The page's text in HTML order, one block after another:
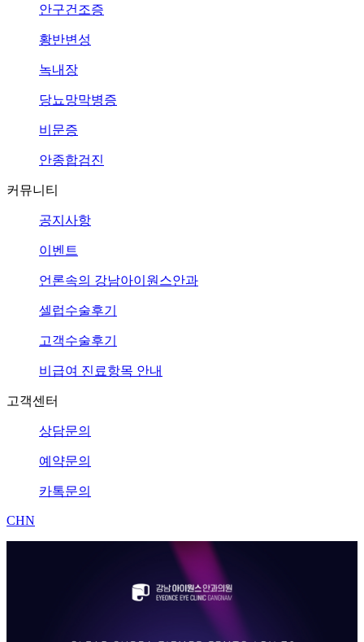
안구건조증
황반변성
녹내장
당뇨망막병증
비문증
안종합검진
커뮤니티
공지사항
이벤트
언론속의 강남아이원스안과
셀럽수술후기
고객수술후기
비급여 진료항목 안내
고객센터
상담문의
예약문의
카톡문의
CHN